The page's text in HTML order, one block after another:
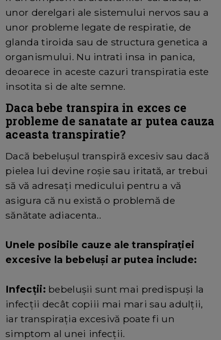
unor derelgari ale sistemului nervos sau a
unor probleme legate de respiratie, de
glanda tiroida sau de structura genetica a
organismului. Nu intrati insa in panica,
deoarece in aceste cazuri transpiratia este
insotita si de alte semne.
Daca bebe transpira in exces ce
probleme de sanatate ar putea cauza
aceasta transpiratie?
Dacă bebelușul transpiră excesiv sau dacă
pielea lui devine roșie sau iritată, ar trebui
să vă adresați medicului pentru a vă
asigura că nu există o problemă de
sănătate adiacenta..
Unele posibile cauze ale transpirației
excesive la bebeluși ar putea include:
Infecții: bebelușii sunt mai predispuși la
infecții decât copiii mai mari sau adulții,
iar transpirația excesivă poate fi un
simptom al unei infecții.